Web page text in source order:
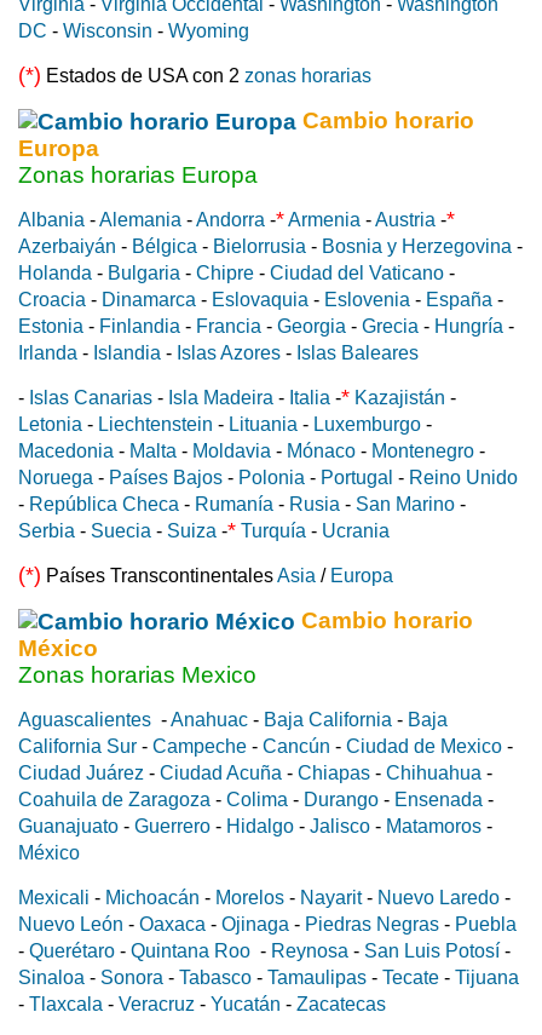
Virginia - Virginia Occidental - Washington - Washington
DC - Wisconsin - Wyoming
(*) Estados de USA con 2 zonas horarias
Cambio horario
Europa
Zonas horarias Europa
Albania -Alemania -Andorra -*Armenia -Austria -*
Azerbaiyán - Bélgica - Bielorrusia - Bosnia y Herzegovina -
Holanda - Bulgaria - Chipre - Ciudad del Vaticano -
Croacia - Dinamarca - Eslovaquia - Eslovenia - España -
Estonia - Finlandia - Francia - Georgia - Grecia - Hungría -
Irlanda - Islandia - Islas Azores - Islas Baleares
- Islas Canarias - Isla Madeira - Italia -* Kazajistán -
Letonia - Liechtenstein - Lituania - Luxemburgo -
Macedonia - Malta - Moldavia - Mónaco - Montenegro -
Noruega - Países Bajos - Polonia - Portugal - Reino Unido
- República Checa - Rumanía - Rusia - San Marino -
Serbia - Suecia - Suiza -* Turquía - Ucrania
(*) Países TranscontinentalesAsia / Europa
Cambio horario
México
Zonas horarias Mexico
Aguascalientes -Anahuac - Baja California - Baja
California Sur - Campeche - Cancún - Ciudad de Mexico -
Ciudad Juárez - Ciudad Acuña - Chiapas - Chihuahua -
Coahuila de Zaragoza - Colima - Durango - Ensenada -
Guanajuato - Guerrero - Hidalgo - Jalisco - Matamoros -
México
Mexicali - Michoacán - Morelos - Nayarit- Nuevo Laredo -
Nuevo León - Oaxaca - Ojinaga - Piedras Negras - Puebla
- Querétaro - Quintana Roo - Reynosa - San Luis Potosí -
Sinaloa - Sonora - Tabasco - Tamaulipas - Tecate - Tijuana
- Tlaxcala - Veracruz - Yucatán - Zacatecas